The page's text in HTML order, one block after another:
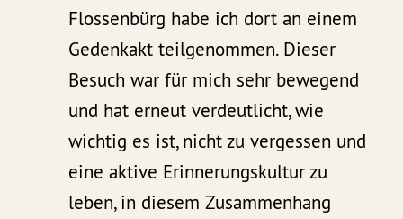
Flossenbürg habe ich dort an einem
Gedenkakt teilgenommen. Dieser
Besuch war für mich sehr bewegend
und hat erneut verdeutlicht, wie
wichtig es ist, nicht zu vergessen und
eine aktive Erinnerungskultur zu
leben, in diesem Zusammenhang